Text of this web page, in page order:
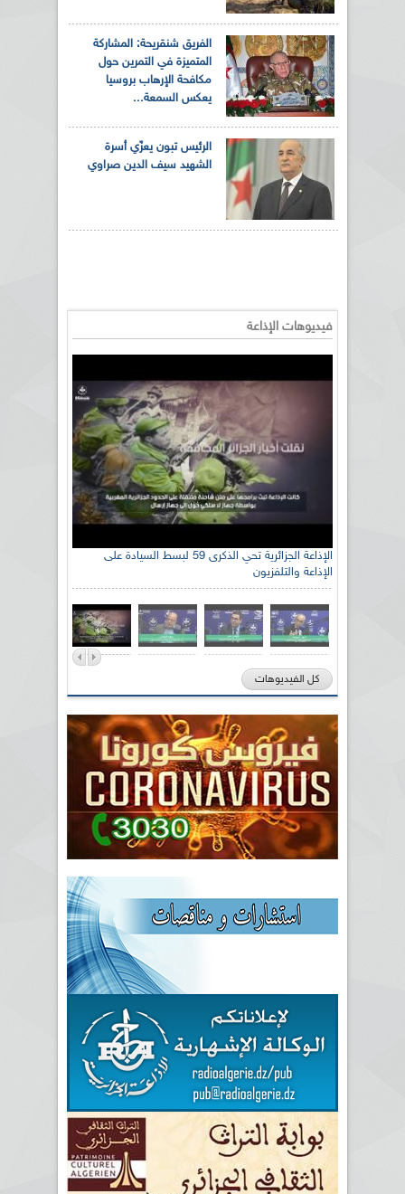
الفريق شنقريحة: المشاركة
المتميزة في التمرين حول
مكافحة الإرهاب بروسيا
يعكس السمعة...
الرئيس تبون يعزّي أسرة
الشهيد سيف الدين صراوي
فيديوهات الإذاعة
الإذاعة الجزائرية تحي الذكرى 59 لبسط السيادة على
الإذاعة والتلفزيون
كل الفيديوهات